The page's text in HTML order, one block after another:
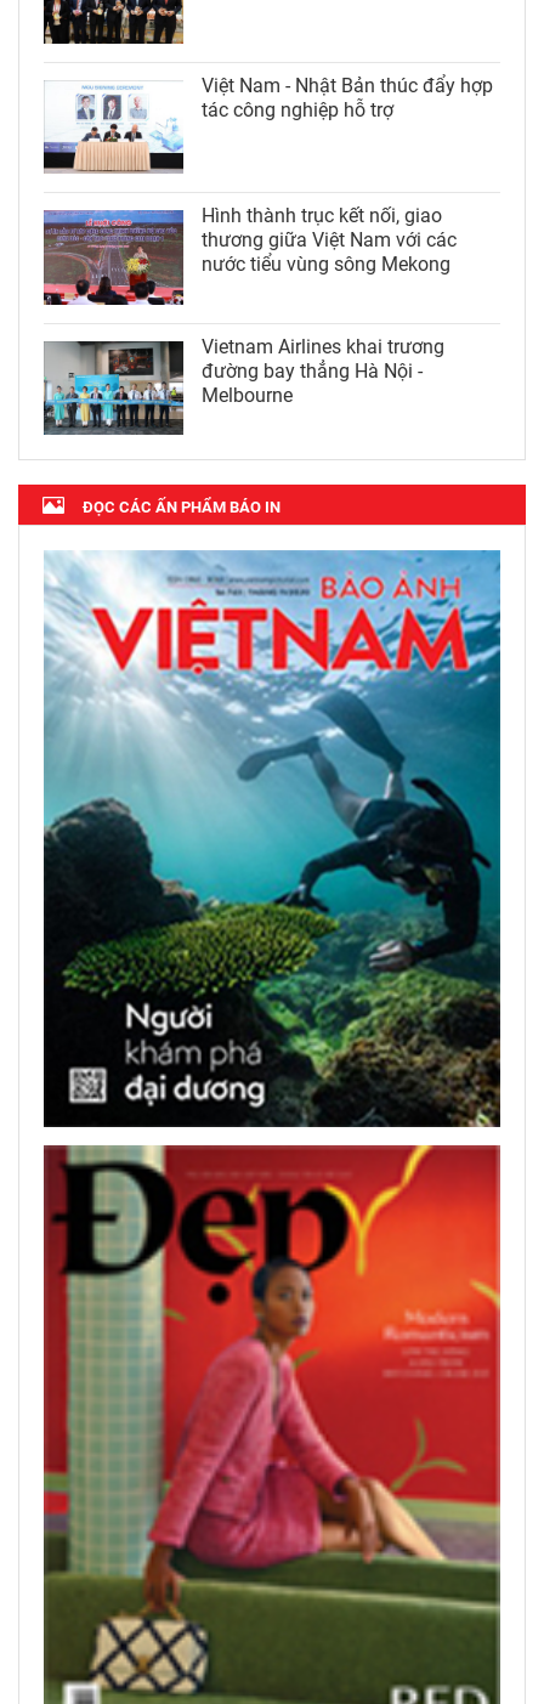
Việt Nam - Nhật Bản thúc đẩy hợp
tác công nghiệp hỗ trợ
Hình thành trục kết nối, giao
thương giữa Việt Nam với các
nước tiểu vùng sông Mekong
Vietnam Airlines khai trương
đường bay thẳng Hà Nội -
Melbourne
ĐỌC CÁC ẤN PHẨM BÁO IN